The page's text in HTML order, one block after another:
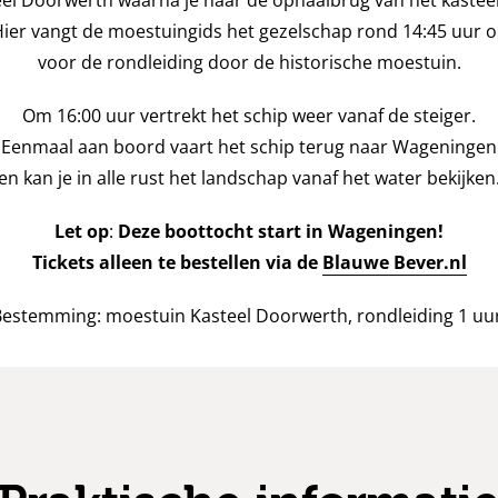
vangt de moestuingids het gezelschap rond 14:45 uur
voor de rondleiding door de historische moestuin.
Om 16:00 uur vertrekt het schip weer vanaf de steiger.
Eenmaal aan boord vaart het schip terug naar Wageningen
en kan je in alle rust het landschap vanaf het water bekijken.
Let op: Deze boottocht start in Wageningen!
Tickets alleen te bestellen via de Blauwe Bever.nl
moestuin Kasteel Doorwerth, rondleiding 1